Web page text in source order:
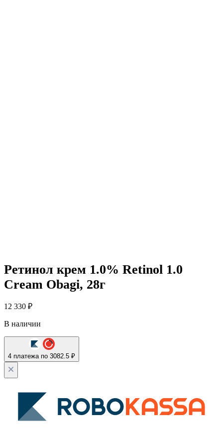
Ретинол крем 1.0% Retinol 1.0
Cream Obagi, 28г
12 330 ₽
В наличии
4 платежа по 3082.5 ₽